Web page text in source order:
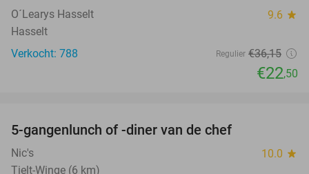
O´Learys Hasselt 9.6 star
Hasselt
Verkocht: 788
Regulier €36,15
€22,50
5-gangenlunch of -diner van de chef
Nic's 10.0 star
Tielt-Winge (6 km)